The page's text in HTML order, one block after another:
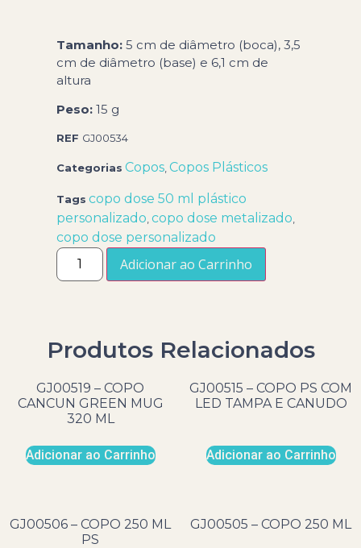
Tamanho: 5 cm de diâmetro (boca), 3,5
cm de diâmetro (base) e 6,1 cm de
altura
Peso: 15 g
REF GJ00534
Categorias Copos ,Copos Plásticos
Tags copo dose 50 ml plástico
personalizado ,copo dose metalizado
copo dose personalizado
Adicionar ao Carrinho
Produtos Relacionados
GJ00519 – COPO
CANCUN GREEN MUG
320 ML
Adicionar ao Carrinho
GJ00515 – COPO PS COM
LED TAMPA E CANUDO
Adicionar ao Carrinho
GJ00506 – COPO 250 ML
PS
GJ00505 – COPO 250 ML